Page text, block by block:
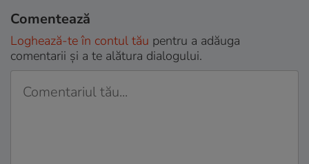
Comentează
Loghează-te în contul tău pentru a adăuga
comentarii și a te alătura dialogului.